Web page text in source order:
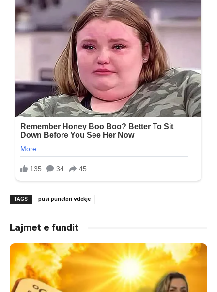
TAGS pusi punetori vdekje
Lajmet e fundit